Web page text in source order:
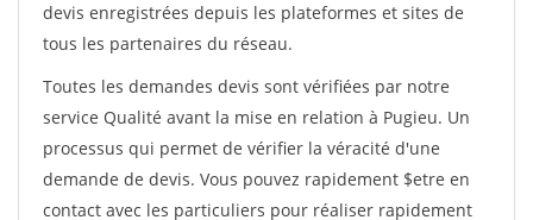
devis enregistrées depuis les plateformes et sites de
tous les partenaires du réseau.
Toutes les demandes devis sont vérifiées par notre
service Qualité avant la mise en relation à Pugieu. Un
processus qui permet de vérifier la véracité d'une
demande de devis. Vous pouvez rapidement $etre en
contact avec les particuliers pour réaliser rapidement